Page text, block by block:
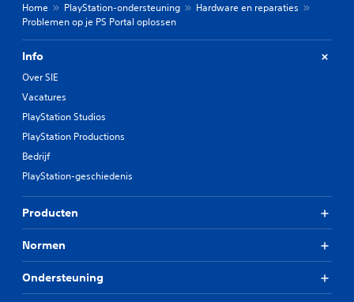
Home PlayStation-ondersteuning
Hardware en reparaties
Problemen op je PS Portal oplossen
Info
Over SIE
Vacatures
PlayStation Studios
PlayStation Productions
Bedrijf
PlayStation-geschiedenis
Producten
Normen
Ondersteuning